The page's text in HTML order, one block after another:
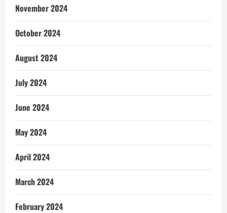
November 2024
October 2024
August 2024
July 2024
June 2024
May 2024
April 2024
March 2024
February 2024